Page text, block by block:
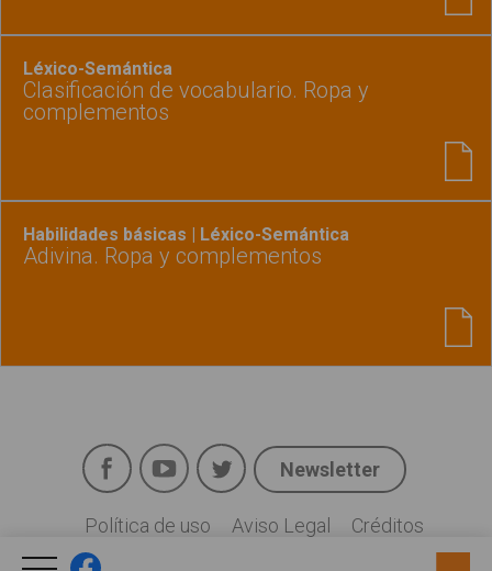
Léxico-Semántica
Clasificación de vocabulario. Ropa y
complementos
Habilidades básicas | Léxico-Semántica
Adivina. Ropa y complementos
Social
FacebookYouTubeTwitter
Newsletter
Legal
Política de uso Aviso Legal Créditos